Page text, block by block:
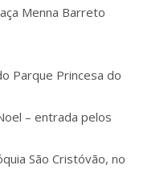
Menna Barreto
Parque Princesa do
– entrada pelos
São Cristóvão, no